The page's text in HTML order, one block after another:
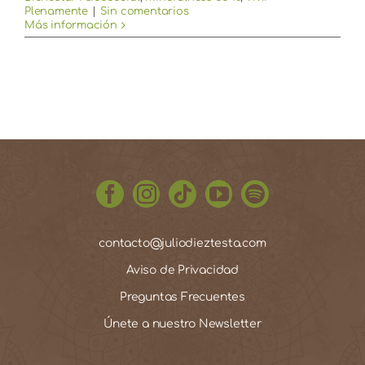
Plenamente
Sin comentarios
Más información
contacto@juliodieztesta.com
Aviso de Privacidad
Preguntas Frecuentes
Únete a nuestro Newsletter